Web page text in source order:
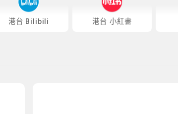
港台 Bilibili 港台 小紅書